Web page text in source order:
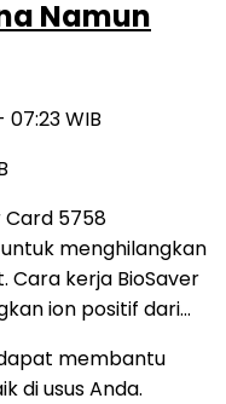
Namun
WIB
Card 5758
menghilangkan
kerja BioSaver
ion positif dari…